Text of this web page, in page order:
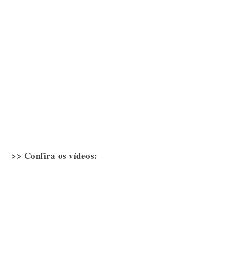
>> Confira os vídeos: